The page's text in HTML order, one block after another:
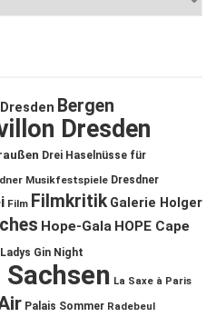
Bergen
Dresden
Drei Haselnüsse für
Musikfestspiele Dresdner
Film Filmkritik Galerie Holger
Hope-Gala HOPE Cape
Ladys Gin Night
La Saxe à Paris
Palais Sommer Radebeul